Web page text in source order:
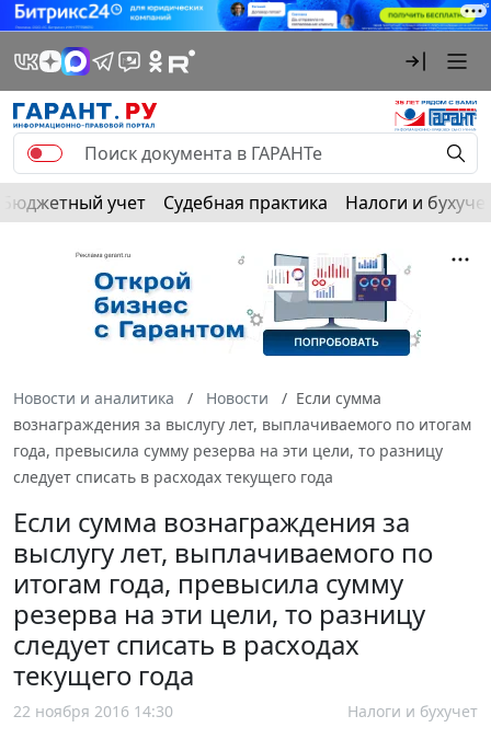
Бюджетный учет Судебная практика Налоги и
Новости и аналитика Новости
Если сумма
вознаграждения за выслугу лет, выплачиваемого по итогам
года, превысила сумму резерва на эти цели, то разницу
следует списать в расходах текущего года
Если сумма вознаграждения за
выслугу лет, выплачиваемого по
итогам года, превысила сумму
резерва на эти цели, то разницу
следует списать в расходах
текущего года
22 ноября 2016 14:30 Налоги и бухучет